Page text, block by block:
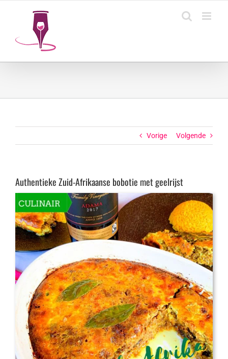
Vorige Volgende
Authentieke Zuid-Afrikaanse bobotie met geelrijst